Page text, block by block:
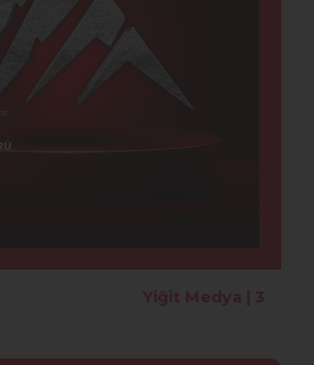
Yiğit Medya | 3